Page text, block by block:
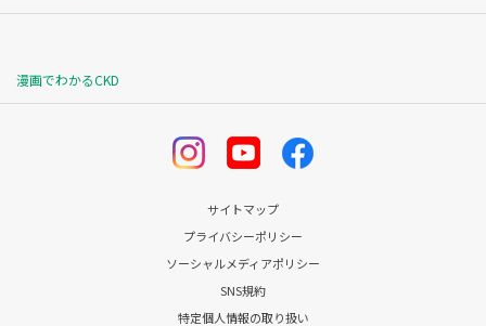
漫画でわかるCKD
サイトマップ
プライバシーポリシー
ソーシャルメディアポリシー
SNS規約
特定個人情報の取り扱い